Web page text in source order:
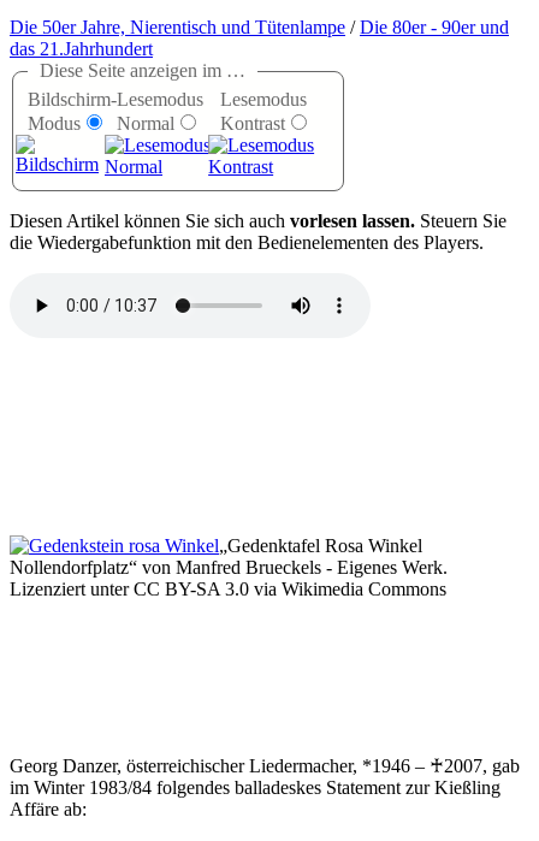
Die 50er Jahre, Nierentisch und Tütenlampe /Die 80er - 90er und
das 21.Jahrhundert
Diese Seite anzeigen im …
Bildschirm-
Modus
Lesemodus
Normal
Lesemodus
Kontrast
Diesen Artikel können Sie sich auch vorlesen lassen. Steuern Sie
die Wiedergabefunktion mit den Bedienelementen des Players.
Gedenktafel Rosa Winkel
Nollendorfplatz
von Manfred Brueckels - Eigenes Werk.
Lizenziert unter CC BY-SA 3.0 via Wikimedia Commons
Georg Danzer, österreichischer Liedermacher, *1946 – ♰2007, gab
im Winter 1983/84 folgendes balladeskes Statement zur Kießling
Affäre ab: